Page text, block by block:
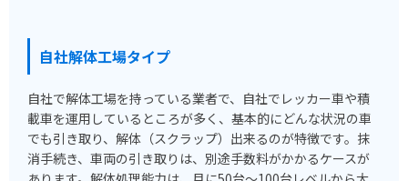
自社解体工場タイプ
自社で解体工場を持っている業者で、自社でレッカー車や積
載車を運用しているところが多く、基本的にどんな状況の車
でも引き取り、解体（スクラップ）出来るのが特徴です。抹
消手続き、車両の引き取りは、別途手数料がかかるケースが